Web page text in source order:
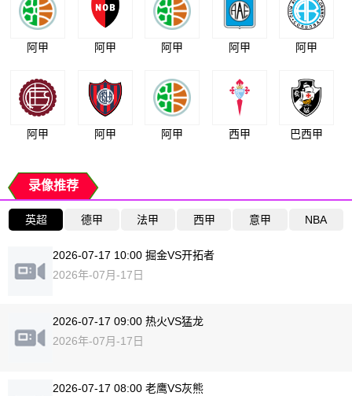
阿甲 阿甲 阿甲 阿甲 阿甲
阿甲 阿甲 阿甲 西甲 巴西甲
录像推荐
英超 德甲 法甲 西甲 意甲 NBA
2026-07-17 10:00 掘金VS开拓者
2026年-07月-17日
2026-07-17 09:00 热火VS猛龙
2026年-07月-17日
2026-07-17 08:00 老鹰VS灰熊